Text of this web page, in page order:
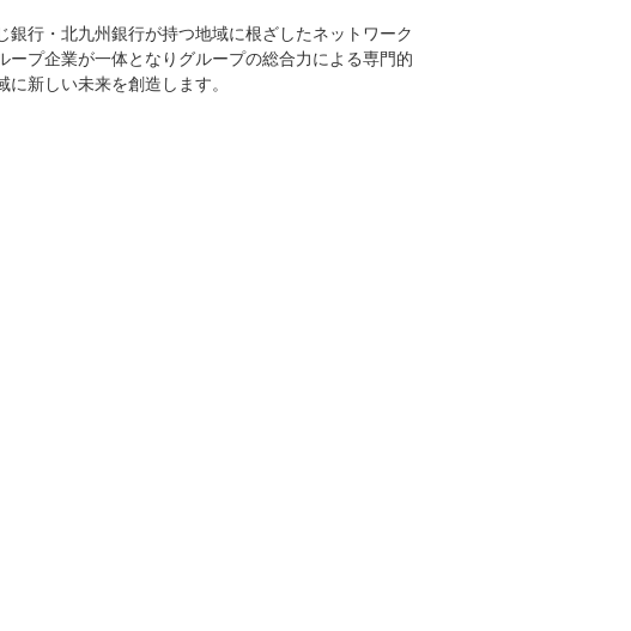
行・北九州銀行が持つ地域に根ざしたネットワーク
プ企業が一体となりグループの総合力による専門的
新しい未来を創造します。